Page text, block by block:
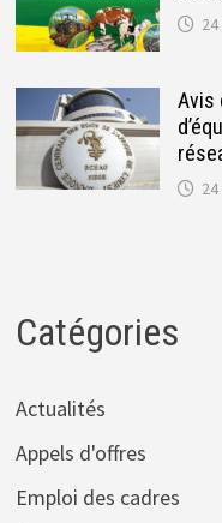
Avis
Catégories
Actualités
Appels d'offres
Emploi des cadres